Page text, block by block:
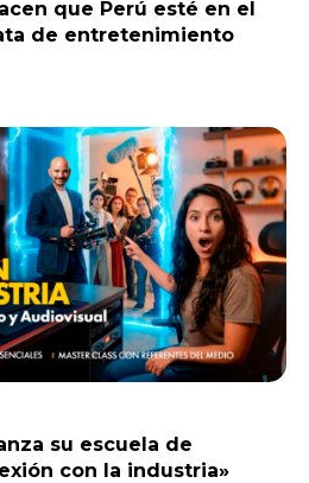
que Perú esté en el
de entretenimiento
su escuela de
con la industria»